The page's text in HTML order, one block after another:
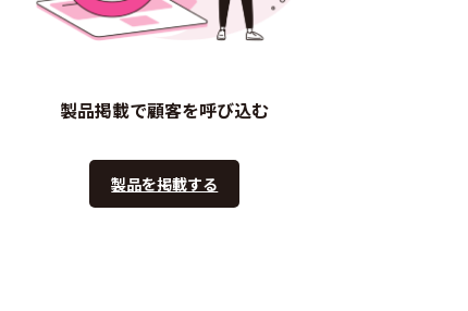
製品掲載で顧客を呼び込む
製品を掲載する